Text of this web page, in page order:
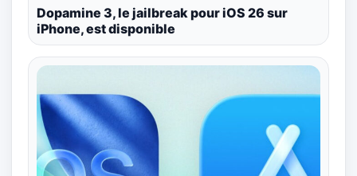
Dopamine 3, le jailbreak pour iOS 26 sur
iPhone, est disponible